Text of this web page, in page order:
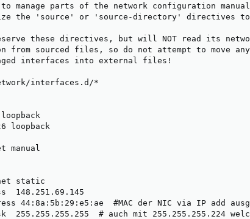
manage parts of the network configuration
the 'source' or 'source-directory' directives to
these directives, but will NOT read its
from sourced files, so do not attempt to move
interfaces into external files!
interfaces.d/*
loopback
manual
static
148.251.69.145
44:8a:5b:29:e5:ae  #MAC der NIC via IP add
255.255.255.255  # auch mit 255.255.255.224